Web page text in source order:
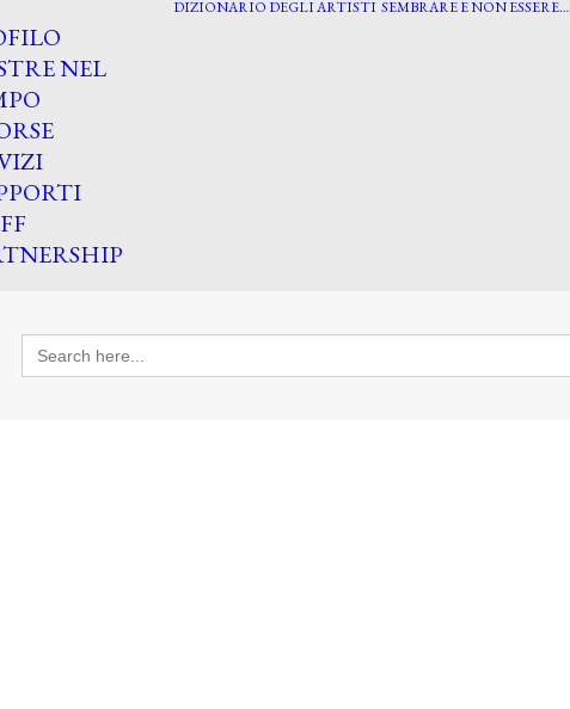
NEL
DIZIONARIO DEGLI ARTISTI SEMBRARE E NON ESSERE…
Search
for: